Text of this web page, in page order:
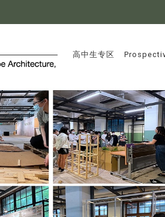
高中生专区